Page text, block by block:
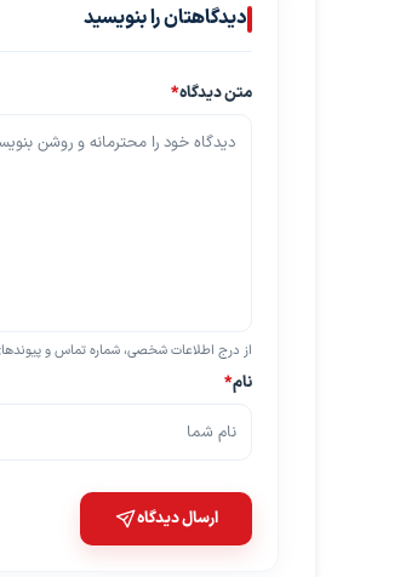
دیدگاهتان را بنویسید
متن دیدگاه*
از درج اطلاعات شخصی، شماره تماس و
نام*
ارسال دیدگاه